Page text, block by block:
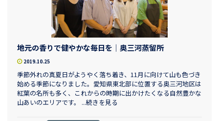
地元の香りで健やかな毎日を｜奥三河蒸留所
2019.10.25
季節外れの真夏日がようやく落ち着き、11月に向けて山も色づき
始める季節になりました。愛知県東北部に位置する奥三河地区は
紅葉の名所も多く、これからの時期に出かけたくなる自然豊かな
山あいのエリアです。 ...続きを見る